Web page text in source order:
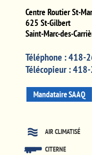
Centre Routier St-
625 St-Gilbert
Saint-Marc-des-
Téléphone :418-
Télécopieur :
Mandataire SAAQ
AIR CLIMATISÉ
CITERNE